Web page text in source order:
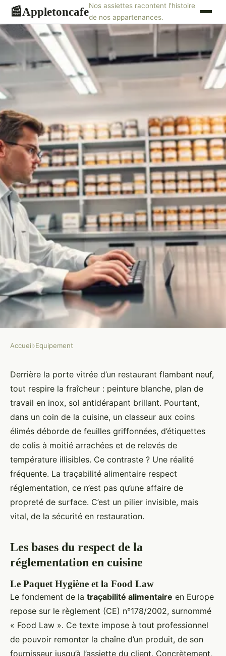
📰AppletoncafeNos assiettes racontent l'histoire
de nos appartenances.
EQUIPEMENT
Surmonter les défis
réglementaires en traçabilité
alimentaire
Jean-Guillaume•29/05/2026 09:54•11 min de lecture
Accueil›Equipement
Derrière la porte vitrée d’un restaurant flambant neuf,
tout respire la fraîcheur : peinture blanche, plan de
travail en inox, sol antidérapant brillant. Pourtant,
dans un coin de la cuisine, un classeur aux coins
élimés déborde de feuilles griffonnées, d’étiquettes
de colis à moitié arrachées et de relevés de
température illisibles. Ce contraste ? Une réalité
fréquente. La traçabilité alimentaire respect
réglementation, ce n’est pas qu’une affaire de
propreté de surface. C’est un pilier invisible, mais
vital, de la sécurité en restauration.
Les bases du respect de la
réglementation en cuisine
Le Paquet Hygiène et la Food Law
Le fondement de la traçabilité alimentaire en Europe
repose sur le règlement (CE) n°178/2002, surnommé
« Food Law ». Ce texte impose à tout professionnel
de pouvoir remonter la chaîne d’un produit, de son
fournisseur jusqu’à l’assiette du client. Concrètement,